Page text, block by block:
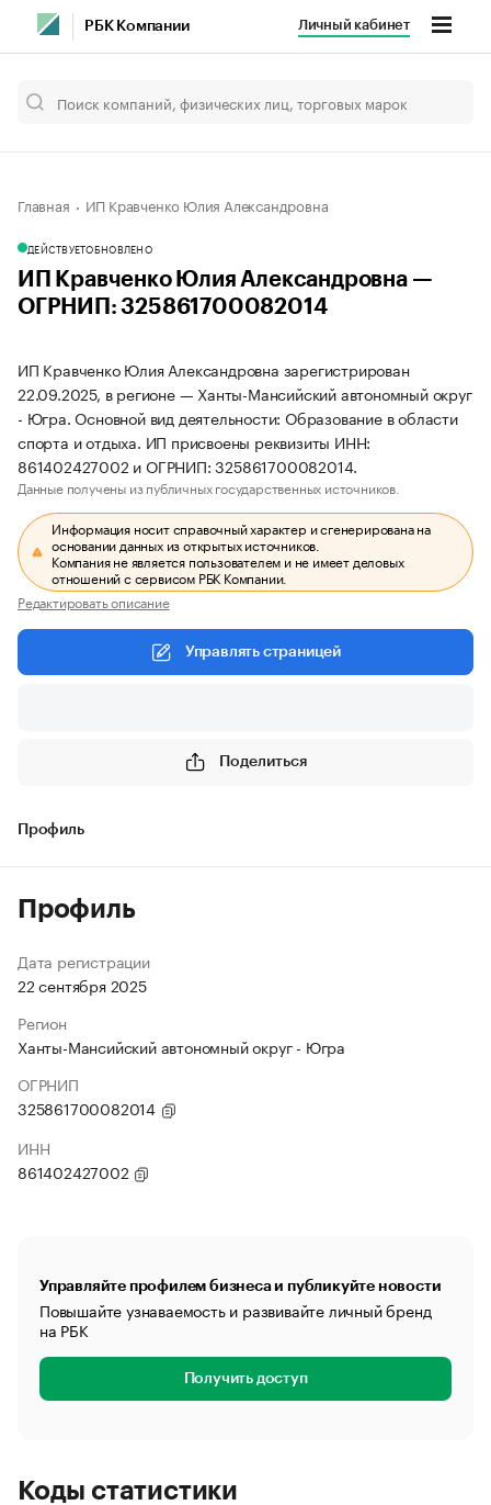
РБК Компании Личный кабинет
Главная ИП Кравченко Юлия Александровна
ДЕЙСТВУЕТОБНОВЛЕНО
ИП Кравченко Юлия Александровна —
ОГРНИП: 325861700082014
ИП Кравченко Юлия Александровна зарегистрирован
22.09.2025, в регионе — Ханты-Мансийский автономный округ
- Югра. Основной вид деятельности: Образование в области
спорта и отдыха. ИП присвоены реквизиты ИНН:
861402427002 и ОГРНИП: 325861700082014.
Данные получены из публичных государственных источников.
Информация носит справочный характер и сгенерирована на
основании данных из открытых источников.
Компания не является пользователем и не имеет деловых
отношений с сервисом РБК Компании.
Редактировать описание
Управлять страницей
Поделиться
Профиль
Профиль
Дата регистрации
22 сентября 2025
Регион
Ханты-Мансийский автономный округ - Югра
ОГРНИП
325861700082014
ИНН
861402427002
Управляйте профилем бизнеса и публикуйте новости
Повышайте узнаваемость и развивайте личный бренд
на РБК
Получить доступ
Коды статистики